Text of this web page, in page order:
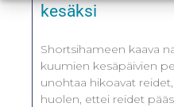
kesäksi
Shortsihameen kaava
kuumien kesäpäivien
unohtaa hikoavat
huolen, ettei reidet